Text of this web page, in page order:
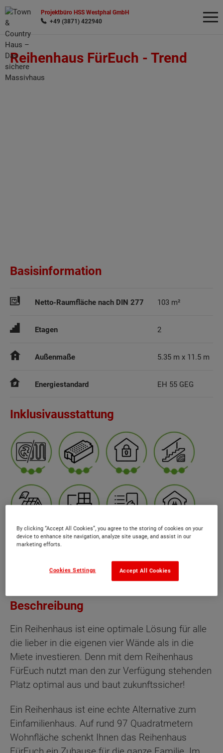
Projektbüro HSS Westphal GmbH
+49 (3871) 422940
Reihenhaus FürEuch - Trend
Basisinformation
Netto-Raumfläche nach DIN 277 103 m²
Etagen 2
Außenmaße 5.35 m x 11.5 m
Energiestandard EH 55 GEG
Inklusivausstattung
Beschreibung
Ein Reihenhaus ist eine optimale Lösung für alle
die lieber in die eigenen vier Wände als in die
Miete investieren. Denn mit dem Reihenhaus
FürEuch nutzt man den zur Verfügung stehenden
Platz optimal aus und baut zukunftssicher!
Ein Reihenhaus ist eine echte Alternative zum
Einfamilienhaus. Auf rund 97 Quadratmetern
Wohnfläche schenkt Ihnen das Reihenhaus
Wonach möchten Sie suchen?
By clicking “Accept All Cookies”, you agree to the storing of cookies on your
device to enhance site navigation, analyze site usage, and assist in our
marketing efforts.
Accept All Cookies
Cookies Settings